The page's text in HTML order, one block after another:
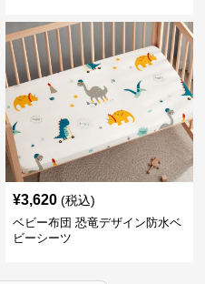
¥3,620 (税込)
ベビー布団 恐竜デザイン防水ベ
ビーシーツ